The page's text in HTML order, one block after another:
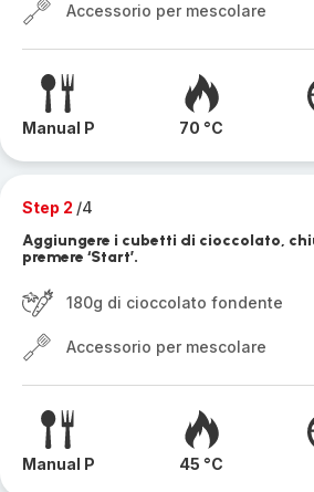
Accessorio per mescolare
Manual P 70 °C
Step 2 /4
Aggiungere i cubetti di cioccolato,
premere ‘Start’.
180g di cioccolato fondente
Accessorio per mescolare
Manual P 45 °C